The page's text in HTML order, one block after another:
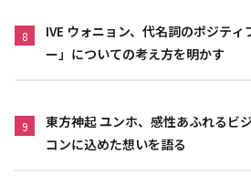
8
IVE ウォニョン、代名詞のポジテ
ー」についての考え方を明かす
9
東方神起 ユンホ、感性あふれるビ
コンに込めた想いを語る